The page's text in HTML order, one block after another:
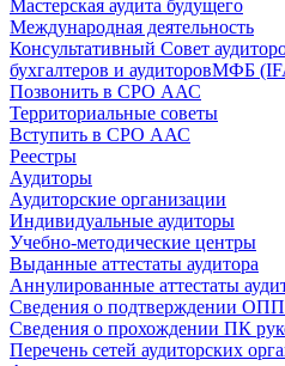
Мастерская аудита будущего
Международная деятельность
Консультативный Совет
бухгалтеров и аудиторовМФБ
Позвонить в СРО ААС
Территориальные советы
Вступить в СРО ААС
Реестры
Аудиторы
Аудиторские организации
Индивидуальные аудиторы
Учебно-методические центры
Выданные аттестаты аудитора
Аннулированные аттестаты
Сведения о подтверждении
Сведения о прохождении ПК
Перечень сетей аудиторских